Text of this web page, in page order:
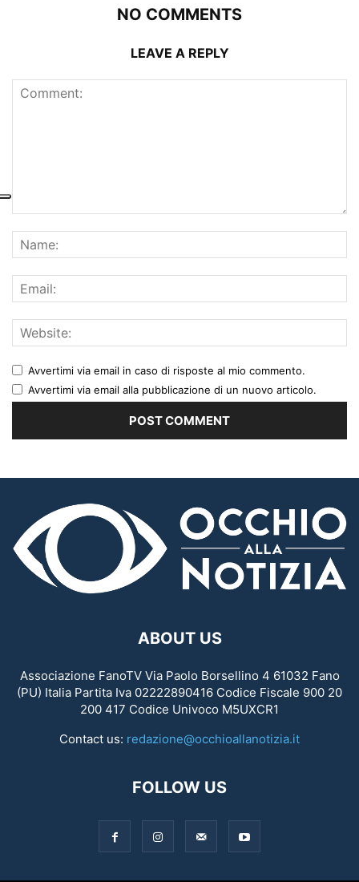
NO COMMENTS
LEAVE A REPLY
Avvertimi via email in caso di risposte al mio commento.
Avvertimi via email alla pubblicazione di un nuovo articolo.
ABOUT US
Associazione FanoTV Via Paolo Borsellino 4 61032 Fano
(PU) Italia Partita Iva 02222890416 Codice Fiscale 900 20
200 417 Codice Univoco M5UXCR1
Contact us: redazione@occhioallanotizia.it
FOLLOW US